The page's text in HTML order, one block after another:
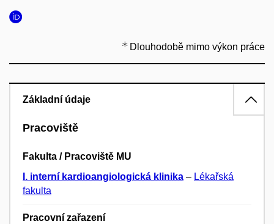
Dlouhodobě mimo výkon práce
Základní údaje
Pracoviště
Fakulta / Pracoviště MU
I. interní kardioangiologická klinika – Lékařská
fakulta
Pracovní zařazení